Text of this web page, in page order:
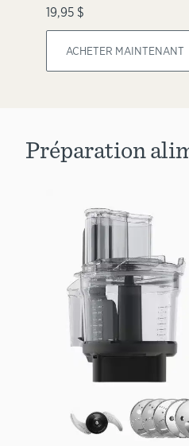
19,95 $
ACHETER MAINTENANT
Préparation